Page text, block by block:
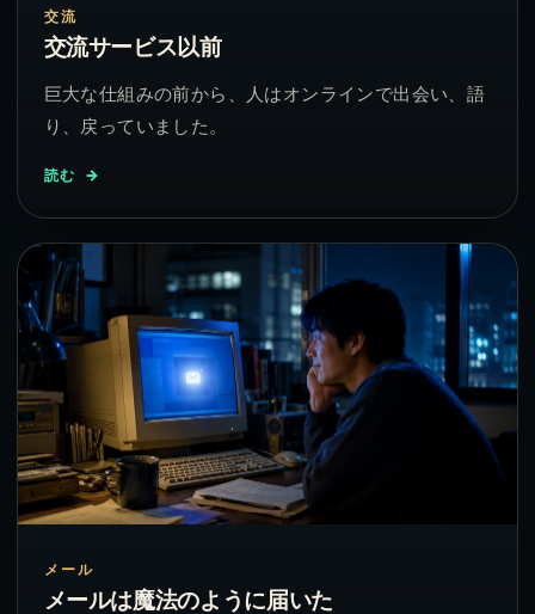
交流
交流サービス以前
巨大な仕組みの前から、人はオンラインで出会い、語
り、戻っていました。
読む
メール
メールは魔法のように届いた